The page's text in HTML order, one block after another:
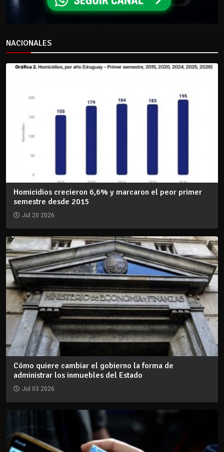
NACIONALES
Homicidios crecieron 6,6% y marcaron el peor primer
semestre desde 2015
Jul 20 2026
Cómo quiere cambiar el gobierno la forma de
administrar los inmuebles del Estado
Jul 03 2026